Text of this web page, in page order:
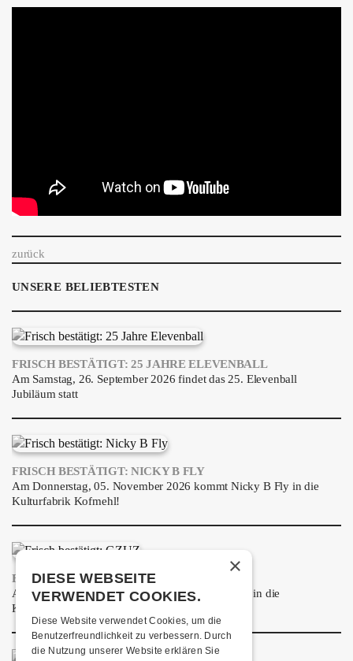
zurück
UNSERE BELIEBTESTEN
FRISCH BESTÄTIGT: 25 JAHRE ELEVENBALL
Am Samstag, 26. September 2026 findet das 25. Elevenball
Jubiläum statt
FRISCH BESTÄTIGT: NICKY B FLY
Am Donnerstag, 05. November 2026 kommt Nicky B Fly in die
Kulturfabrik Kofmehl!
FRISCH BESTÄTIGT: GZUZ
Am Donnerstag, 29. Oktober 2026 kommt GZUZ in die
Kulturfabrik Kofmehl!
×
DIESE WEBSEITE
VERWENDET COOKIES.
Diese Website verwendet Cookies, um die
Benutzerfreundlichkeit zu verbessern. Durch
die Nutzung unserer Website erklären Sie